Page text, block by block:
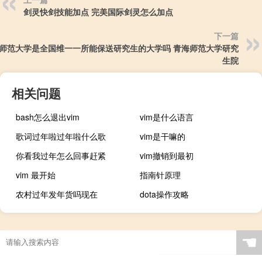
剑灵快剑技能加点 完美国际剑灵怎么加点
下一篇
范大学是全国维一一所能保送研究生的大学吗 青海师范大学研究
生院
相关问题
bash怎么退出vim
vim是什么语言
歌词过年啦过年啦什么歌
vim是干嘛的
你看我过年怎么回事赶紧
vim撤销到最初
vim 最开始
指南针原理
农村过年发年货吗现在
dota操作攻略
☚